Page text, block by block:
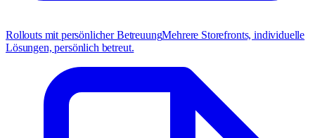
Rollouts mit persönlicher BetreuungMehrere Storefronts, individuelle
Lösungen, persönlich betreut.